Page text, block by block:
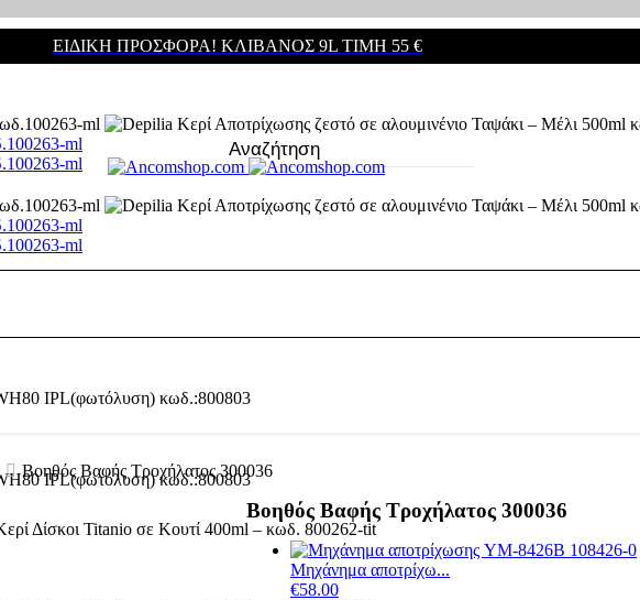
ΕΙΔΙΚΗ ΠΡΟΣΦΟΡΑ! ΚΛΊΒΑΝΟΣ 9L ΤΙΜΉ 55 €
ml
ml
ml
ml
Βοηθός Βαφής Τροχήλατος 300036
Βοηθός Βαφής Τροχήλατος 300036
Μηχάνημα αποτρίχω...
€58.00